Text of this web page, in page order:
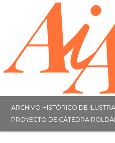
ARCHIVO HISTÓRICO DE
PROYECTO DE CÁTEDRA